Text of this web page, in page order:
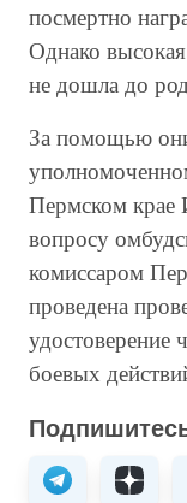
посмертно
Однако высокая
не дошла до
За помощью
Пермском
вопросу
комиссаром
проведена
удостоверение
боевых